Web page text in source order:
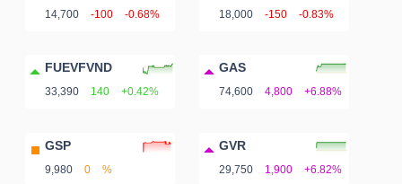
14,700 -100 -0.68% 18,000 -150 -0.83%
FUEVFVND
33,390 140 +0.42%
GAS
74,600 4,800 +6.88%
GSP
9,980 0 %
GVR
29,750 1,900 +6.82%